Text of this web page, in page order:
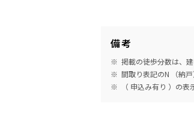
備考
掲載の徒歩分数は、
間取り表記のN （納
（ 申込み有り ）の